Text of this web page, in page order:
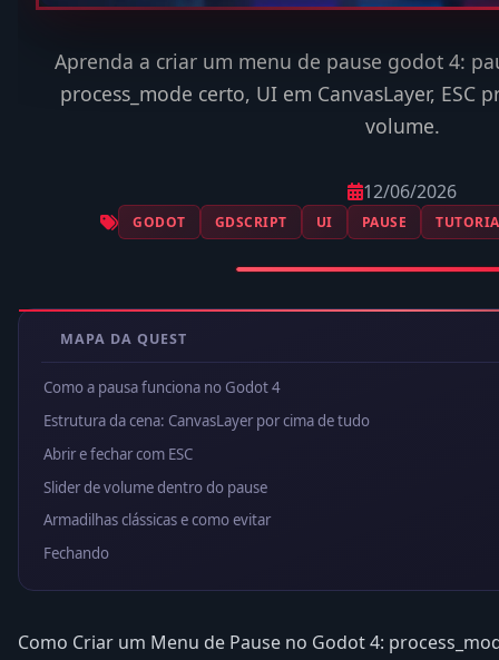
Aprenda a criar um menu de pause godot 4:
process_mode certo, UI em CanvasLayer, ESC
volume.
12/06/2026
GODOT GDSCRIPT UI PAUSE
MAPA DA QUEST
Como a pausa funciona no Godot 4
Estrutura da cena: CanvasLayer por cima de tudo
Abrir e fechar com ESC
Slider de volume dentro do pause
Armadilhas clássicas e como evitar
Fechando
Como Criar um Menu de Pause no Godot 4: